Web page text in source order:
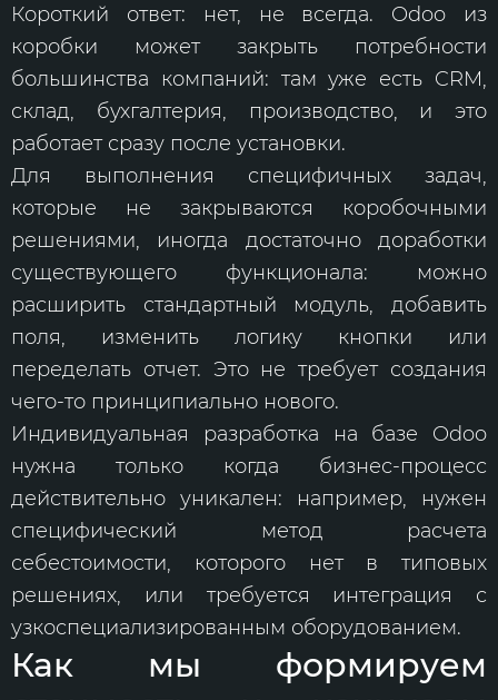
Короткий ответ: нет, не всегда. Odoo из
коробки может закрыть потребности
большинства компаний: там уже есть CRM,
склад, бухгалтерия, производство, и это
работает сразу после установки.
Для выполнения специфичных задач,
которые не закрываются коробочными
решениями, иногда достаточно доработки
существующего функционала: можно
расширить стандартный модуль, добавить
поля, изменить логику кнопки или
переделать отчет. Это не требует создания
чего-то принципиально нового.
Индивидуальная разработка на базе Odoo
нужна только когда бизнес-процесс
действительно уникален: например, нужен
специфический метод расчета
себестоимости, которого нет в типовых
решениях, или требуется интеграция с
узкоспециализированным оборудованием.
Как мы формируем